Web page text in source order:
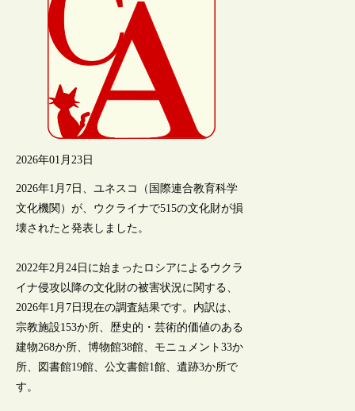
2026年01月23日
2026年1月7日、ユネスコ（国際連合教育科学
文化機関）が、ウクライナで515の文化財が損
壊されたと発表しました。
2022年2月24日に始まったロシアによるウクラ
イナ侵攻以降の文化財の被害状況に関する、
2026年1月7日現在の調査結果です。内訳は、
宗教施設153か所、歴史的・芸術的価値のある
建物268か所、博物館38館、モニュメント33か
所、図書館19館、公文書館1館、遺跡3か所で
す。